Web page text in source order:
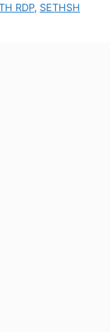
RDP, SETHSH